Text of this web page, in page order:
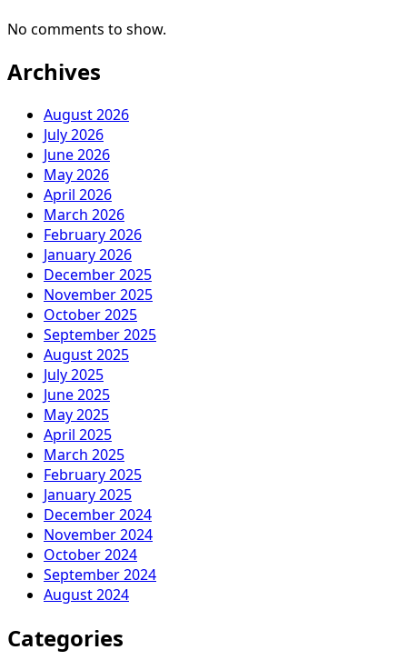
No comments to show.
Archives
August 2026
July 2026
June 2026
May 2026
April 2026
March 2026
February 2026
January 2026
December 2025
November 2025
October 2025
September 2025
August 2025
July 2025
June 2025
May 2025
April 2025
March 2025
February 2025
January 2025
December 2024
November 2024
October 2024
September 2024
August 2024
Categories